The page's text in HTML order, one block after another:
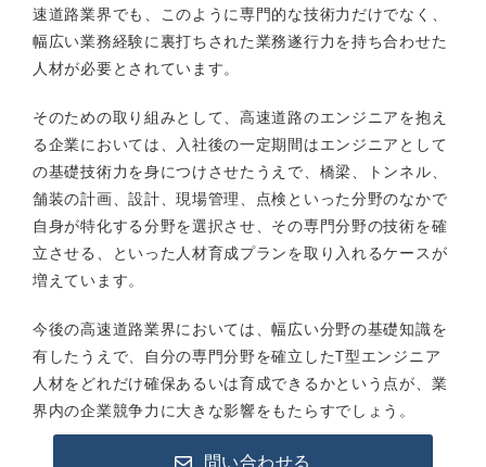
速道路業界でも、このように専門的な技術力だけでなく、
幅広い業務経験に裏打ちされた業務遂行力を持ち合わせた
人材が必要とされています。
そのための取り組みとして、高速道路のエンジニアを抱え
る企業においては、入社後の一定期間はエンジニアとして
の基礎技術力を身につけさせたうえで、橋梁、トンネル、
舗装の計画、設計、現場管理、点検といった分野のなかで
自身が特化する分野を選択させ、その専門分野の技術を確
立させる、といった人材育成プランを取り入れるケースが
増えています。
今後の高速道路業界においては、幅広い分野の基礎知識を
有したうえで、自分の専門分野を確立したT型エンジニア
人材をどれだけ確保あるいは育成できるかという点が、業
界内の企業競争力に大きな影響をもたらすでしょう。
問い合わせる